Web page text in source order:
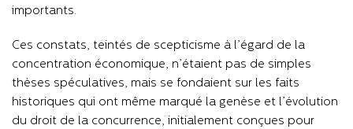
importants.
Ces constats, teintés de scepticisme à l’égard de la
concentration économique, n’étaient pas de simples
thèses spéculatives, mais se fondaient sur les faits
historiques qui ont même marqué la genèse et l’évolution
du droit de la concurrence, initialement conçues pour